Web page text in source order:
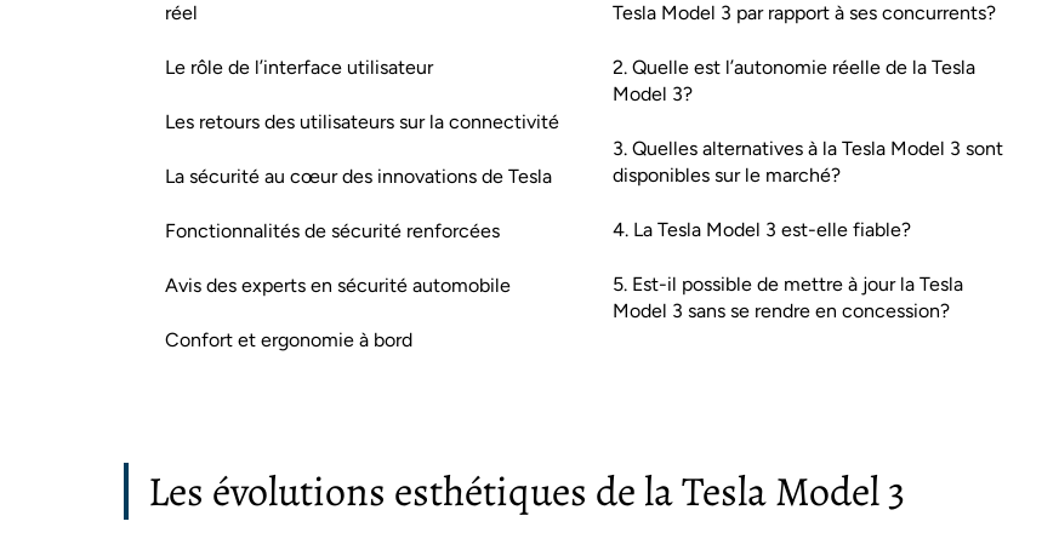
réel
Le rôle de l’interface utilisateur
Les retours des utilisateurs sur la connectivité
La sécurité au cœur des innovations de Tesla
Fonctionnalités de sécurité renforcées
Avis des experts en sécurité automobile
Confort et ergonomie à bord
Tesla Model 3 par rapport à ses concurrents?
2. Quelle est l’autonomie réelle de la Tesla
Model 3?
3. Quelles alternatives à la Tesla Model 3 sont
disponibles sur le marché?
4. La Tesla Model 3 est-elle fiable?
5. Est-il possible de mettre à jour la Tesla
Model 3 sans se rendre en concession?
Les évolutions esthétiques de la Tesla Model 3